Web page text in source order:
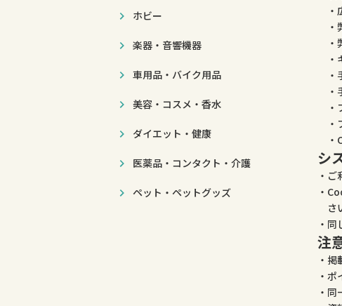
ホビー
楽器・音響機器
車用品・バイク用品
美容・コスメ・香水
ダイエット・健康
医薬品・コンタクト・介護
ペット・ペットグッズ
シ
ご
さ
同
注
掲
ポ
同